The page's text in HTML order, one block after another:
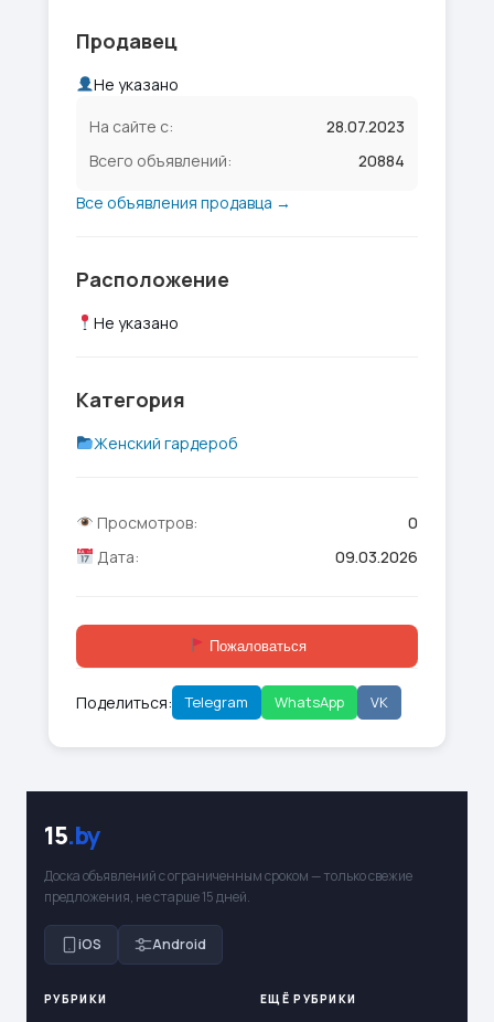
Продавец
Не указано
На сайте с:
28.07.2023
Всего объявлений:
20884
Все объявления продавца →
Расположение
Не указано
Категория
Женский гардероб
Просмотров:
0
Дата:
09.03.2026
Пожаловаться
Поделиться: Telegram WhatsApp VK
15.by
Доска объявлений с ограниченным сроком — только свежие
предложения, не старше 15 дней.
iOS Android
РУБРИКИ ЕЩЁ РУБРИКИ